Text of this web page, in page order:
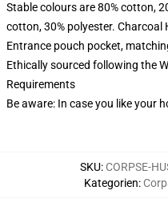
Stable colours are 80% cotton,
cotton, 30% polyester. Charcoal
Entrance pouch pocket,
Ethically sourced following the
Requirements
Be aware: In case you like your
SKU: CORPSE-
Kategorien: